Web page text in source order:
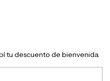
tu descuento de bienvenida.